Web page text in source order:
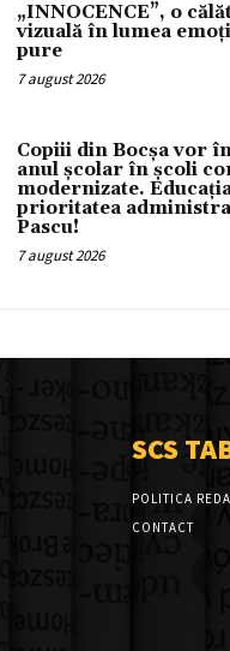
„INNOCENCE”, o
vizuală în lumea
pure
7 august 2026
Copiii din Bocșa vor
anul școlar în școli
modernizate.
prioritatea
Pascu!
7 august 2026
SCS
POLITICA
CONTACT